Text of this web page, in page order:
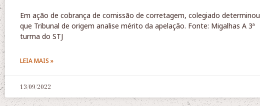
Em ação de cobrança de comissão de corretagem, colegiado determinou
que Tribunal de origem analise mérito da apelação. Fonte: Migalhas A 3ª
turma do STJ
LEIA MAIS »
13/09/2022